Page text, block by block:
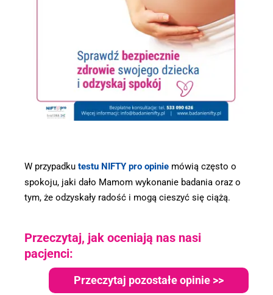
W przypadku testu NIFTY pro opinie mówią często o
spokoju, jaki dało Mamom wykonanie badania oraz o
tym, że odzyskały radość i mogą cieszyć się ciążą.
Przeczytaj, jak oceniają nas nasi
pacjenci:
Przeczytaj pozostałe opinie >>